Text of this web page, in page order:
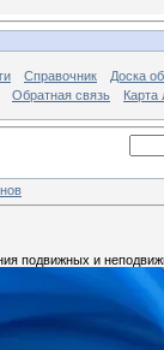
Справочник
Доска
Обратная связь Карта
подвижных и